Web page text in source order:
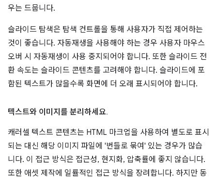
우는 드뭅니다.
슬라이드 탐색은 탐색 컨트롤을 통해 사용자가 직접 제어하는
것이 좋습니다. 자동재생을 사용해야 하는 경우 사용자 마우스
오버 시 자동재생이 사용 중지되어야 합니다. 또한 슬라이드 전
환 속도는 슬라이드 콘텐츠를 고려해야 합니다. 슬라이드에 포
함된 텍스트가 많을수록 화면에 더 오래 표시되어야 합니다.
텍스트와 이미지를 분리하세요.
캐러셀 텍스트 콘텐츠는 HTML 마크업을 사용하여 별도로 표시
되는 대신 해당 이미지 파일에 '번들로 묶여' 있는 경우가 많습
니다. 이 접근 방식은 접근성, 현지화, 압축률에 좋지 않습니다.
또한 애셋 제작에 일률적인 접근 방식을 장려합니다. 하지만 동